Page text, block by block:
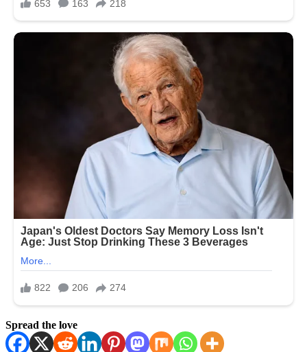
Spread the love